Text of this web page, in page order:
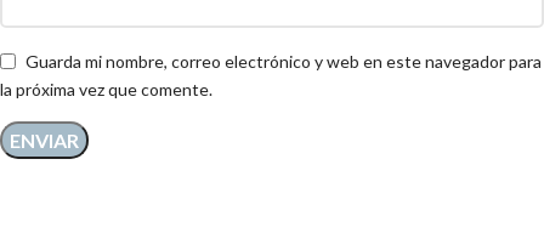
Guarda mi nombre, correo electrónico y web en este navegador para
la próxima vez que comente.